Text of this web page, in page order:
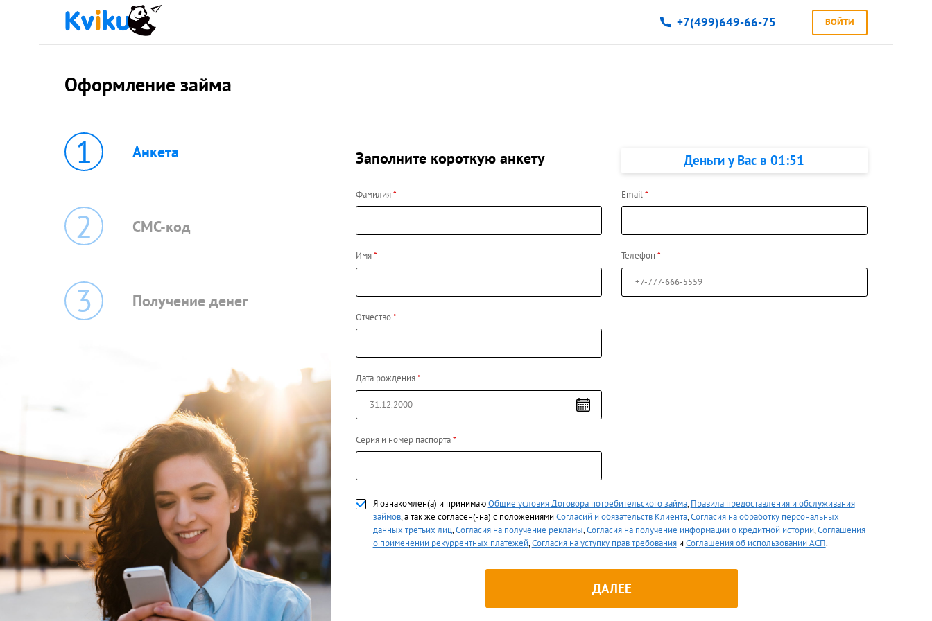
+7(499)649-66-75 ВОЙТИ
Оформление займа
1 Анкета
2 СМС-код
3 Получение денег
Заполните короткую анкету Деньги у Вас в01:51
Фамилия
Имя
Отчество
Дата рождения
Серия и номер паспорта
Email
Телефон
Я ознакомлен(а) и принимаюОбщие условия Договора потребительского займа,Правила предоставления и обслуживания
займов, а так же согласен(-на) с положениямиСогласий и обязательств Клиента,Согласия на обработку персональных
данных третьих лиц,Согласия на получение рекламы,Согласия на получение информации о кредитной истории,Соглашения
о применении рекуррентных платежей,Согласия на уступку прав требованияиСоглашения об использовании АСП.
ДАЛЕЕ